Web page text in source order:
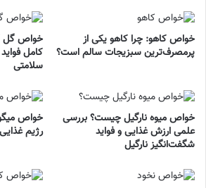
خواص کاهو: چرا کاهو یکی از
پرمصرف‌ترین سبزیجات سالم است؟
خواص گل
کامل
سلامتی
خواص میوه نارگیل چیست؟ بررسی
علمی ارزش غذایی و فواید
شگفت‌انگیز نارگیل
خواص
رژیم